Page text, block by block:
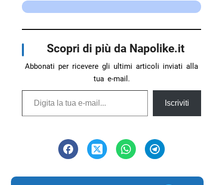
Scopri di più da Napolike.it
Abbonati per ricevere gli ultimi articoli inviati alla
tua e-mail.
Digita la tua e-mail...
Iscriviti